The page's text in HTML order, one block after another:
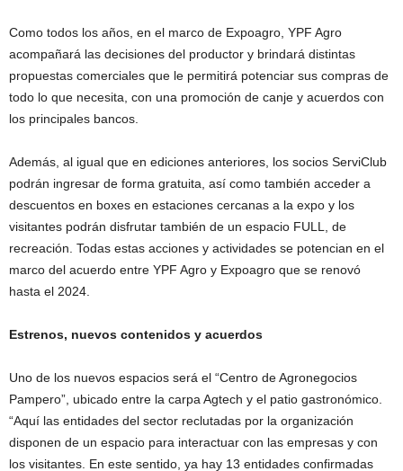
Como todos los años, en el marco de Expoagro, YPF Agro
acompañará las decisiones del productor y brindará distintas
propuestas comerciales que le permitirá potenciar sus compras de
todo lo que necesita, con una promoción de canje y acuerdos con
los principales bancos.
Además, al igual que en ediciones anteriores, los socios ServiClub
podrán ingresar de forma gratuita, así como también acceder a
descuentos en boxes en estaciones cercanas a la expo y los
visitantes podrán disfrutar también de un espacio FULL, de
recreación. Todas estas acciones y actividades se potencian en el
marco del acuerdo entre YPF Agro y Expoagro que se renovó
hasta el 2024.
Estrenos, nuevos contenidos y acuerdos
Uno de los nuevos espacios será el “Centro de Agronegocios
Pampero”, ubicado entre la carpa Agtech y el patio gastronómico.
“Aquí las entidades del sector reclutadas por la organización
disponen de un espacio para interactuar con las empresas y con
los visitantes. En este sentido, ya hay 13 entidades confirmadas